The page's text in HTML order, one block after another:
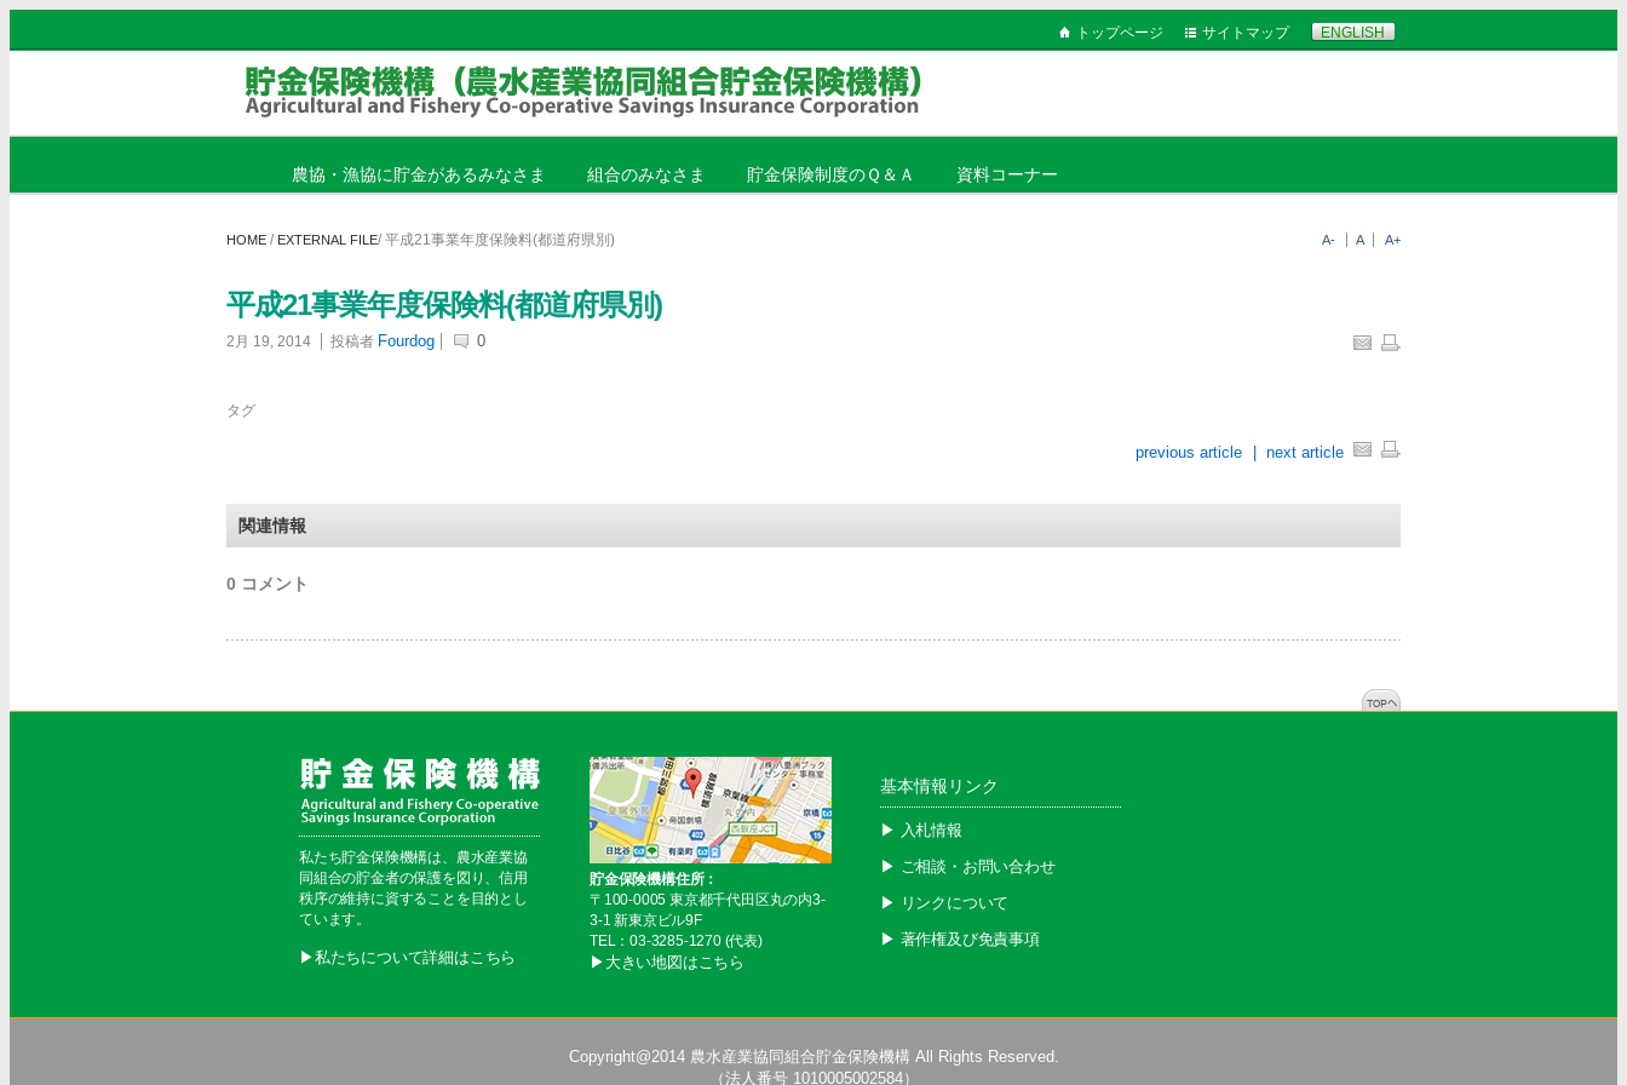
トップページ サイトマップ ENGLISH
農協・漁協に貯金があるみなさま 組合のみなさま 貯金保険制度のＱ＆Ａ 資料コーナー
HOME / EXTERNAL FILE/平成21事業年度保険料(都道府県別)
平成21事業年度保険料(都道府県別)
2月 19, 2014 投稿者 Fourdog 0
タグ
previous article next article
関連情報
0 コメント
A- A A+
私たち貯金保険機構は、農水産業協
同組合の貯金者の保護を図り、信用
秩序の維持に資することを目的とし
ています。
▶︎私たちについて詳細はこちら
貯金保険機構住所：
〒100-0005 東京都千代田区丸の内3-
3-1 新東京ビル9F
TEL：03-3285-1270 (代表)
▶︎大きい地図はこちら
基本情報リンク
▶︎ 入札情報
▶︎ ご相談・お問い合わせ
▶︎ リンクについて
▶︎ 著作権及び免責事項
Copyright@2014 農水産業協同組合貯金保険機構All Rights Reserved.
（法人番号 1010005002584）